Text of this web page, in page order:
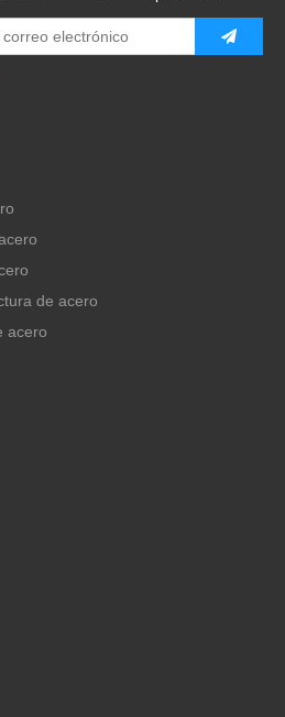
de acero
acero